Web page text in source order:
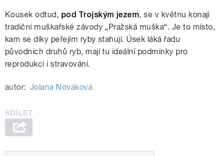
Kousek odtud, pod Trojským jezem, se v květnu konají
tradiční muškařské závody „Pražská muška“. Je to místo,
kam se díky peřejím ryby stahují. Úsek láká řadu
původních druhů ryb, mají tu ideální podmínky pro
reprodukci i stravování.
autor: Jolana Nováková